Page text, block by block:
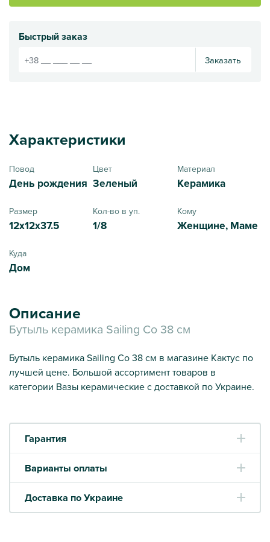
Быстрый заказ
Заказать
Характеристики
Повод
День рождения
Цвет
Зеленый
Материал
Керамика
Размер
12x12x37.5
Кол-во в уп.
1/8
Кому
Женщине, Маме
Куда
Дом
Описание
Бутыль керамика Sailing Co 38 см
Бутыль керамика Sailing Co 38 см в магазине Кактус по
лучшей цене. Большой ассортимент товаров в
категории Вазы керамические с доставкой по Украине.
Гарантия
Варианты оплаты
Доставка по Украине